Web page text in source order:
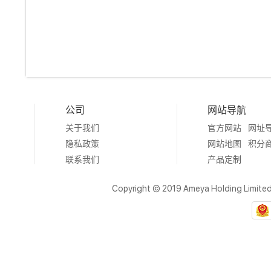
公司
关于我们
隐私政策
联系我们
网站导航
官方网站
网址
网站地图
积分
产品定制
Copyright © 2019 Ameya Holding